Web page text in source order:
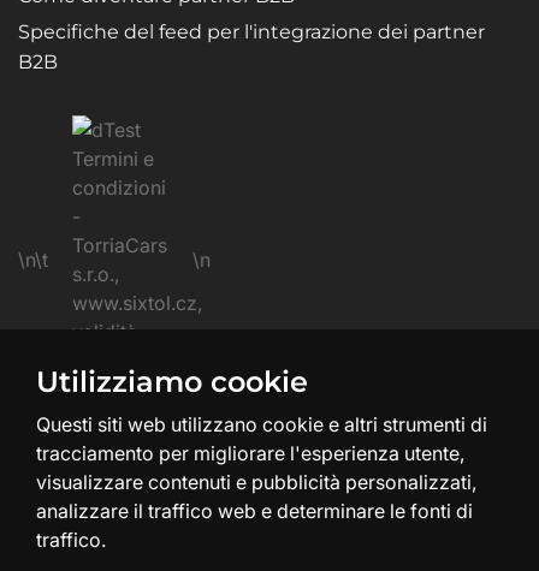
Specifiche del feed per l'integrazione dei partner
B2B
\n\t \n
Utilizziamo cookie
Questi siti web utilizzano cookie e altri strumenti di
tracciamento per migliorare l'esperienza utente,
visualizzare contenuti e pubblicità personalizzati,
analizzare il traffico web e determinare le fonti di
traffico.